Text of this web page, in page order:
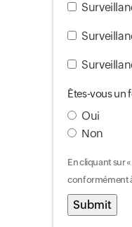
Input field
Input field
Input field
Êtes-vous un
Oui
Non
En cliquant sur
conformément
Input field
Input field
Input field